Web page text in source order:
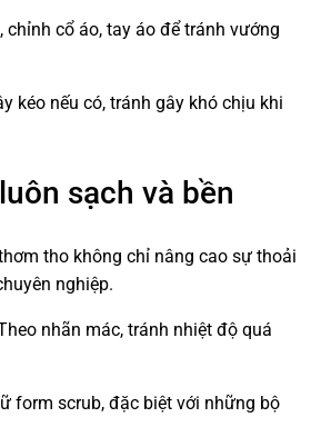
chỉnh cổ áo, tay áo để tránh vướng
kéo nếu có, tránh gây khó chịu khi
sạch và bền
tho không chỉ nâng cao sự thoải
nghiệp.
nhãn mác, tránh nhiệt độ quá
form scrub, đặc biệt với những bộ